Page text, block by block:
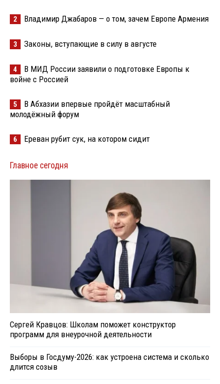
2 Владимир Джабаров — о том, зачем Европе Армения
3 Законы, вступающие в силу в августе
4
В МИД России заявили о подготовке Европы к
войне с Россией
5
В Абхазии впервые пройдёт масштабный
молодёжный форум
6 Ереван рубит сук, на котором сидит
Главное сегодня
Сергей Кравцов: Школам поможет конструктор
программ для внеурочной деятельности
Выборы в Госдуму-2026: как устроена система и сколько
длится созыв